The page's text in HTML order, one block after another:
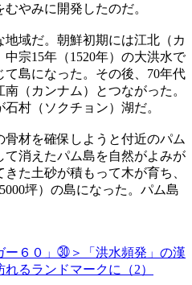
やみに開発したのだ。
域だ。朝鮮初期には江北（カ
宗15年（1520年）の大洪水で
島になった。その後、70年代
（カンナム）とつながった。
村（ソクチョン）湖だ。
材を確保しようと付近のパム
消えたパム島を自然がよみが
た土砂が積もって木が育ち、
坪）の島になった。パム島
ー６０」㉚＞「洪水頻発」の漢
るランドマークに（2）